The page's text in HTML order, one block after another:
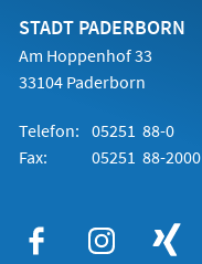
STADT PADERBORN
Am Hoppenhof 33
33104 Paderborn
Telefon: 05251 88-0
Fax:
05251 88-2000